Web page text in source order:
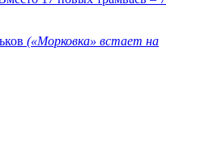
(«Морковка» встает на